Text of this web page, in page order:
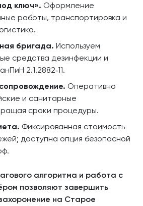
ключ». Оформление
работы, транспортировка и
бригада. Используем
средства дезинфекции и
2.1.2882‑11.
Оперативно
и санитарные
сроки процедуры.
Фиксированная стоимость
доступна опция безопасной
алгоритма и работа с
позволяют завершить
на Старое